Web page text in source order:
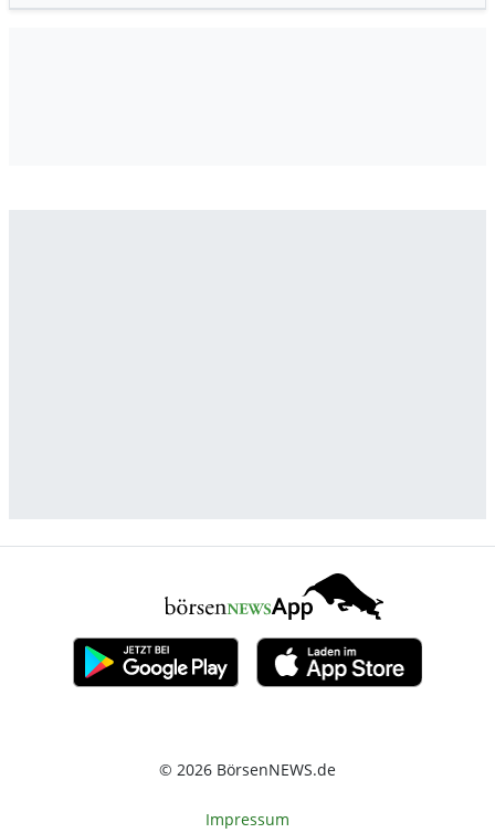
© 2026 BörsenNEWS.de
Impressum